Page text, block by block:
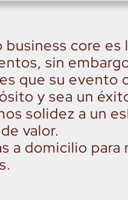
business core es
sin
que su evento
y sea un
solidez a un
valor.
a domicilio para